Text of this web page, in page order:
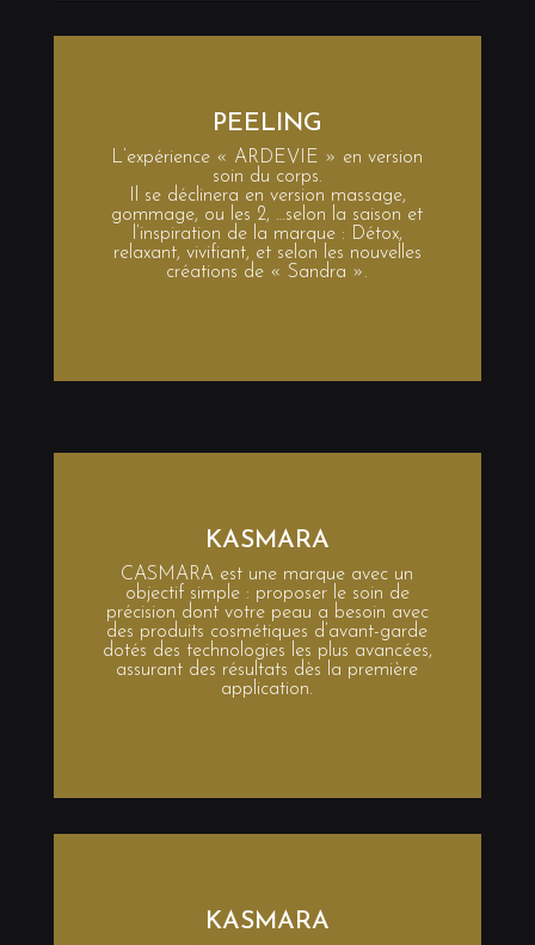
PEELING
L’expérience « ARDEVIE » en version
soin du corps.
Il se déclinera en version massage,
gommage, ou les 2, …selon la saison et
l’inspiration de la marque : Détox,
relaxant, vivifiant, et selon les nouvelles
créations de « Sandra ».
KASMARA
CASMARA est une marque avec un
objectif simple : proposer le soin de
précision dont votre peau a besoin avec
des produits cosmétiques d’avant-garde
dotés des technologies les plus avancées,
assurant des résultats dès la première
application.
KASMARA